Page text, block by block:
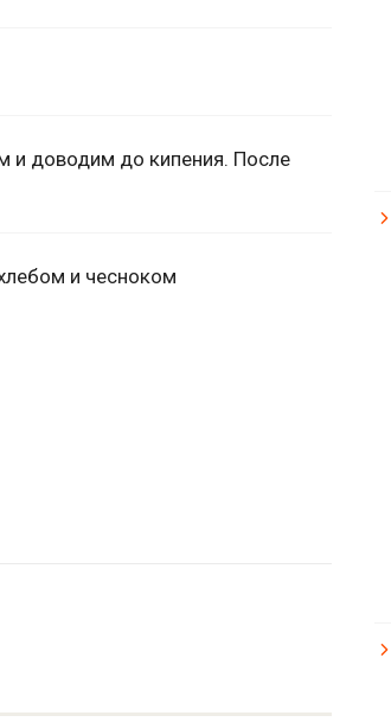
и доводим до кипения. После
и чесноком